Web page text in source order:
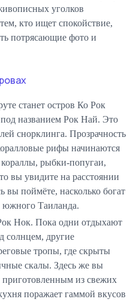
уголков
кто ищет спокойствие,
потрясающие фото и
станет остров Ко Рок
названием Рок Най. Это
снорклинга. Прозрачность
рифы начинаются
рыбки-попугаи,
вы увидите на расстоянии
вы поймёте, насколько богат
Таиланда.
Нок. Пока одни отдыхают
солнцем, другие
тропы, где скрыты
скалы. Здесь же вы
приготовленным из свежих
поражает гаммой вкусов